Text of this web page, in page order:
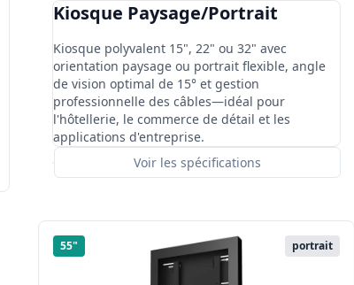
Kiosque Paysage/Portrait
Kiosque polyvalent 15", 22" ou 32" avec
orientation paysage ou portrait flexible, angle
de vision optimal de 15° et gestion
professionnelle des câbles—idéal pour
l'hôtellerie, le commerce de détail et les
applications d'entreprise.
Voir les spécifications
55" portrait